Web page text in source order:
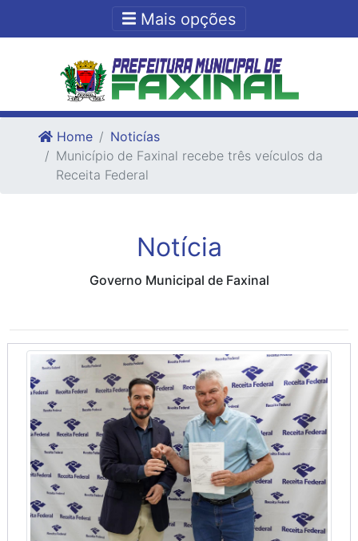
Ir para o fim do conteudo
Mais opções
Home
Noticías
Município de Faxinal recebe três veículos da
Receita Federal
Notícia
Governo Municipal de Faxinal